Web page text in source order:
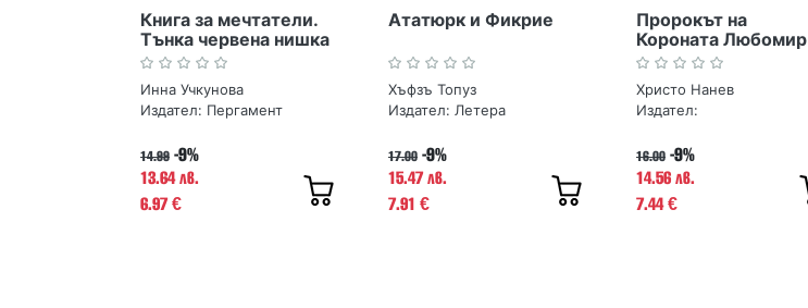
Книга за мечтатели.
Тънка червена нишка
Инна Учкунова
Издател: Пергамент
14.99 -9%
13.64 лв.
6.97€
Ататюрк и Фикрие
Хъфзъ Топуз
Издател: Летера
17.00 -9%
15.47 лв.
7.91 €
Пророкът на
Короната Любомир
Лулчев. Книга 1
Христо Нанев
Издател:
16.00 -9%
14.56 лв.
7.44€